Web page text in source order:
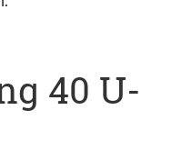
40 U-